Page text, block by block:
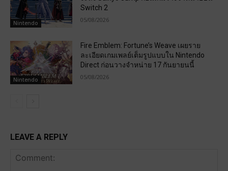
Nintendo
Switch 2
05/08/2026
Nintendo
Fire Emblem: Fortune’s Weave เผยราย
ละเอียดเกมเพลย์เต็มรูปแบบใน Nintendo
Direct ก่อนวางจำหน่าย 17 กันยายนนี้
05/08/2026
LEAVE A REPLY